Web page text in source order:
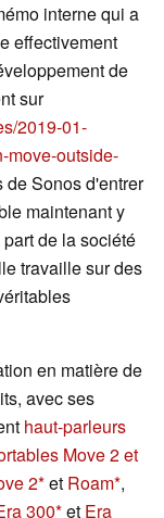
interne qui a
effectivement
de
sur
2019-01-
move-outside-
Sonos d'entrer
maintenant y
de la société
travaille sur des
en matière de
avec ses
haut-parleurs
Move 2 et
2 et Roam ,
300 et Era